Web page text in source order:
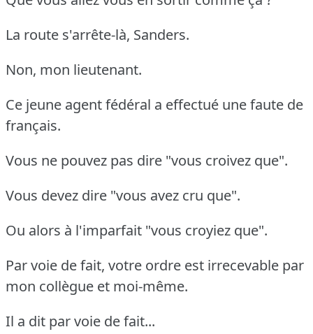
La route s'arrête-là, Sanders.
Non, mon lieutenant.
Ce jeune agent fédéral a effectué une faute de
français.
Vous ne pouvez pas dire "vous croivez que".
Vous devez dire "vous avez cru que".
Ou alors à l'imparfait "vous croyiez que".
Par voie de fait, votre ordre est irrecevable par
mon collègue et moi-même.
Il a dit par voie de fait...